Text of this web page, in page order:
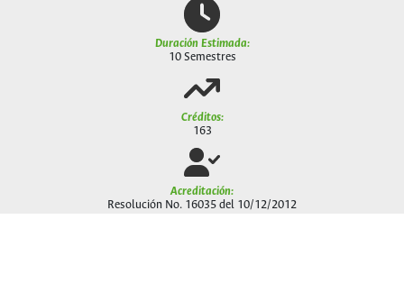
Duración Estimada:
10 Semestres
Créditos:
163
Acreditación:
Resolución No. 16035 del 10/12/2012